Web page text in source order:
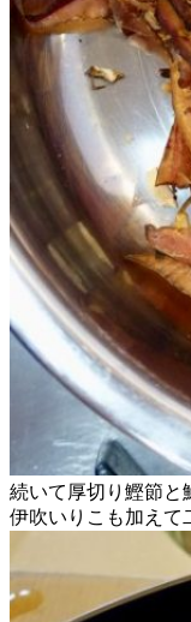
続いて厚切り鰹節と
伊吹いりこも加えて